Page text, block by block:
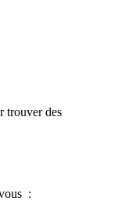
trouver des
: